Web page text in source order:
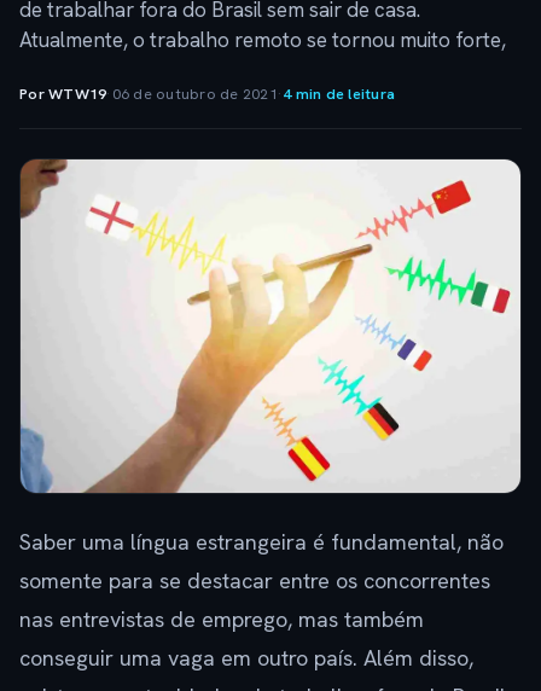
de trabalhar fora do Brasil sem sair de casa.
Atualmente, o trabalho remoto se tornou muito forte,
Por WTW19· 06 de outubro de 2021·4 min de leitura
Saber uma língua estrangeira é fundamental, não
somente para se destacar entre os concorrentes
nas entrevistas de emprego, mas também
conseguir uma vaga em outro país. Além disso,